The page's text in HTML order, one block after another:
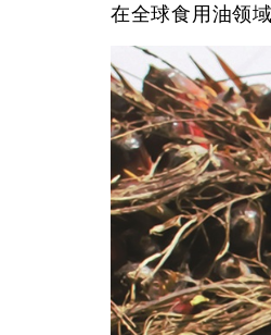
在全球食用油领域